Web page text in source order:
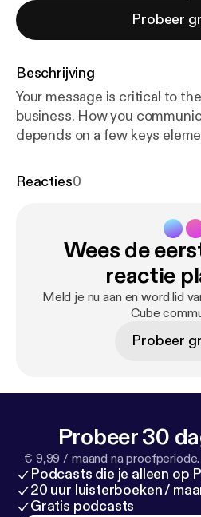
Probeer
Beschrijving
Your message is critical to
business. How you
depends on a few keys
your message so that it
Reacties0
Wees de
reactie
Meld je nu aan en word lid
Cube
Probeer
Probeer 30
€ 9,99 / maand na proefperiode.
Podcasts die je alleen op
20 uur luisterboeken /
Gratis podcasts